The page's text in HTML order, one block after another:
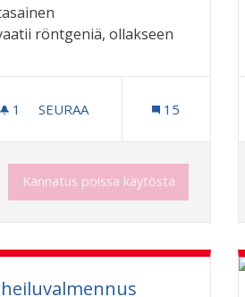
röntgeniä, ollakseen
1 1 SEURAAJA
SEURAA
RÖNTGEN RIIHIMÄEN
15
Kannatus poissa käytöstä